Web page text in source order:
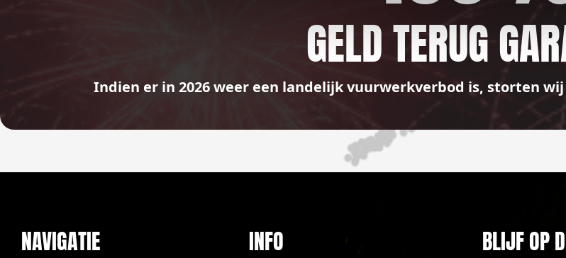
GELD TERUG
Indien er in 2026 weer een landelijk vuurwerkverbod is, storten
NAVIGATIE INFO BLIJF OP